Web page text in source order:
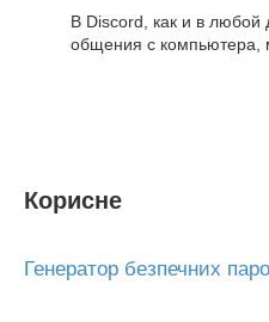
В Discord, как и в любой
общения с компьютера,
Корисне
Генератор безпечних